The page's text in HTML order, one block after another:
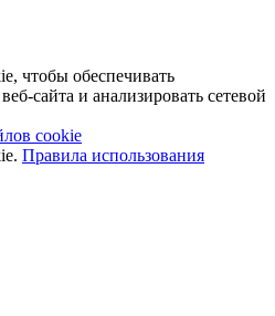
чтобы обеспечивать
сайта и анализировать сетевой
cookie
Правила использования